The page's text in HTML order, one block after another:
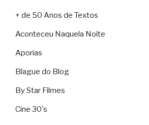
+ de 50 Anos de Textos
Aconteceu Naquela Noite
Aporias
Blague do Blog
By Star Filmes
Cine 30's